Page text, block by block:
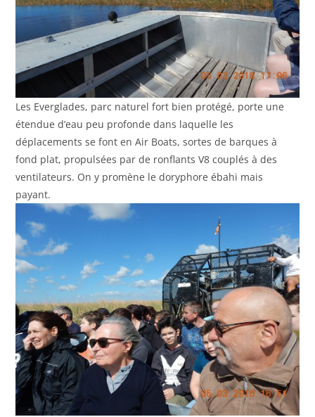
Les Everglades, parc naturel fort bien protégé, porte une
étendue d’eau peu profonde dans laquelle les
déplacements se font en Air Boats, sortes de barques à
fond plat, propulsées par de ronflants V8 couplés à des
ventilateurs. On y promène le doryphore ébahi mais
payant.